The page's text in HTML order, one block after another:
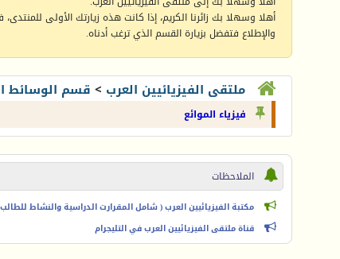
أهلا وسهلا بك زائرنا الكريم، إذا كانت هذه زيارتك الأولى للمنتدى،
والإطلاع فتفضل بزيارة القسم الذي ترغب أدناه.
ملتقى الفيزيائيين العرب > قسم الوسائط
فيزياء الموائع
الملاحظات
مكتبة الفيزيائيين العرب ( شامل المقرارت الدراسية والنشاط
قناة ملتقى الفيزيائيين العرب في التليجرام